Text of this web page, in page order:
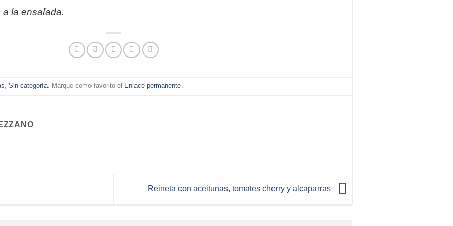
la ensalada.
, Sin categoría. Marque como favorito el Enlace permanente.
Reineta con aceitunas, tomates cherry y alcaparras